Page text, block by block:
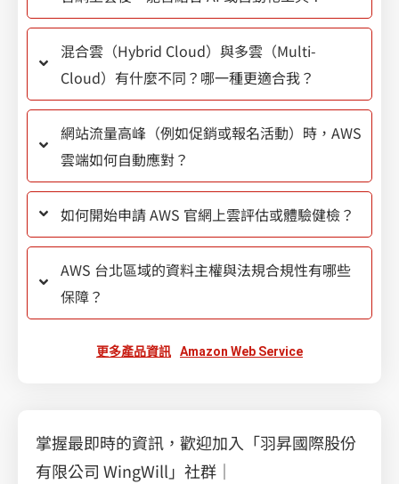
混合雲（Hybrid Cloud）與多雲（Multi-
Cloud）有什麼不同？哪一種更適合我？
網站流量高峰（例如促銷或報名活動）時，AWS
雲端如何自動應對？
如何開始申請 AWS 官網上雲評估或體驗健檢？
AWS 台北區域的資料主權與法規合規性有哪些
保障？
更多產品資訊 Amazon Web Service
掌握最即時的資訊，歡迎加入「羽昇國際股份
有限公司 WingWill」社群｜